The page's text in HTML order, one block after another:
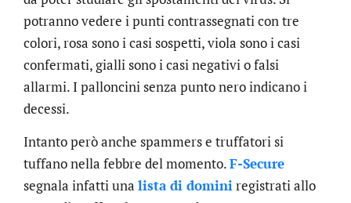
potranno vedere i punti contrassegnati con tre
colori, rosa sono i casi sospetti, viola sono i casi
confermati, gialli sono i casi negativi o falsi
allarmi. I palloncini senza punto nero indicano i
decessi.
Intanto però anche spammers e truffatori si
tuffano nella febbre del momento.F-Secure
segnala infatti una lista di dominiregistrati allo